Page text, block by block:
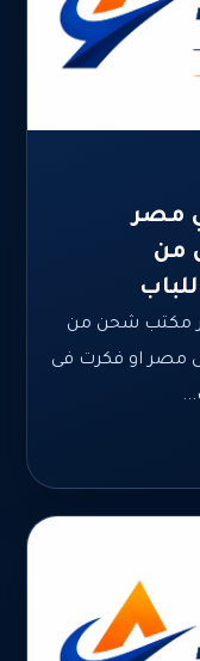
مصر
من
مكتب شحن من
مصر او فكرت فى